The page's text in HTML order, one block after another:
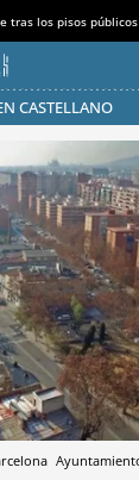
tras los pisos
CASTELLANO
AHORRO